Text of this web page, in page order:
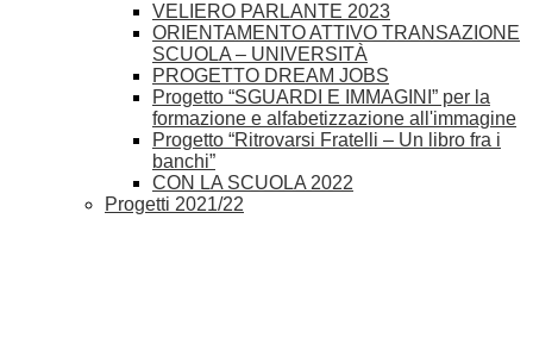
VELIERO PARLANTE 2023
ORIENTAMENTO ATTIVO TRANSAZIONE
SCUOLA – UNIVERSITÀ
PROGETTO DREAM JOBS
Progetto “SGUARDI E IMMAGINI” per la
formazione e alfabetizzazione all'immagine
Progetto “Ritrovarsi Fratelli – Un libro fra i
banchi”
CON LA SCUOLA 2022
Progetti 2021/22